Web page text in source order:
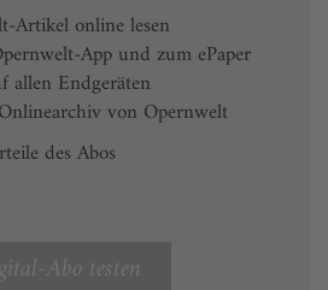
Artikel online lesen
App und zum ePaper
allen Endgeräten
von Opernwelt
des Abos
Abo testen